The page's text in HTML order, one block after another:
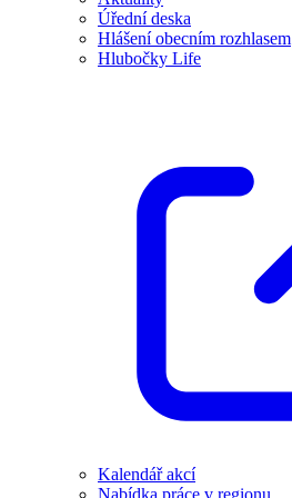
Úřední deska
Hlášení obecním rozhlasem
Hlubočky Life
Kalendář akcí